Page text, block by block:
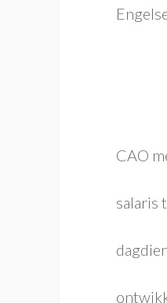
CAO
salaris